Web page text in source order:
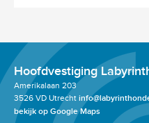
Hoofdvestiging
Amerikalaan 203
3526 VD Utrecht
bekijk op Google Maps